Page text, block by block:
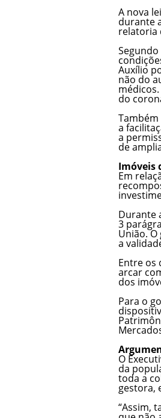
A nova
durante
relatoria
Auxílio
não do
do
a
a
de
Imóveis
Em
Durante
3
União.
a
Entre os
arcar
dos
Para o
O
da
toda a
gestora,
“Assim,